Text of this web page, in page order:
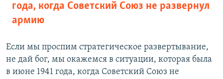
года, когда Советский Союз не развернул
армию
Если мы проспим стратегическое развертывание,
не дай бог, мы окажемся в ситуации, которая была
в июне 1941 года, когда Советский Союз не